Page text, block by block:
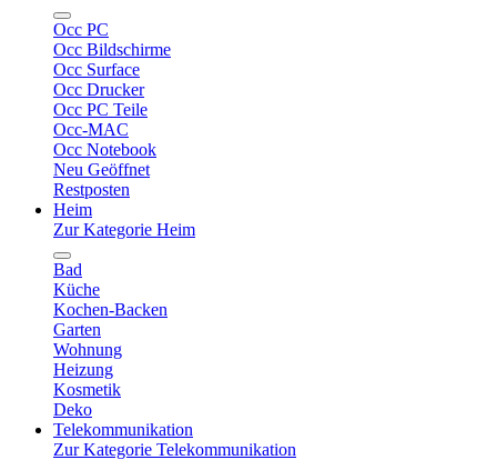
Occ PC
Occ Bildschirme
Occ Surface
Occ Drucker
Occ PC Teile
Occ-MAC
Occ Notebook
Neu Geöffnet
Restposten
Heim
Zur Kategorie Heim
Bad
Küche
Kochen-Backen
Garten
Wohnung
Heizung
Kosmetik
Deko
Telekommunikation
Zur Kategorie Telekommunikation